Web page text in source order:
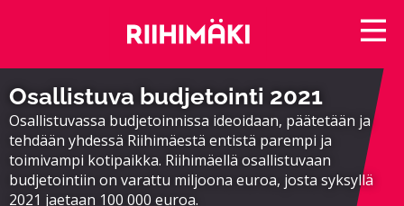
Osallistuva budjetointi 2021
Osallistuvassa budjetoinnissa ideoidaan, päätetään ja
tehdään yhdessä Riihimäestä entistä parempi ja
toimivampi kotipaikka. Riihimäellä osallistuvaan
budjetointiin on varattu miljoona euroa, josta syksyllä
2021 jaetaan 100 000 euroa.